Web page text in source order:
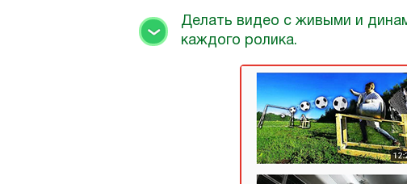
Делать видео с живыми и
каждого ролика.